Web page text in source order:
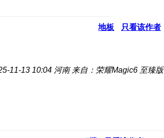
地板 只看该作者
11-13 10:04 河南 来自：荣耀Magic6 至臻版